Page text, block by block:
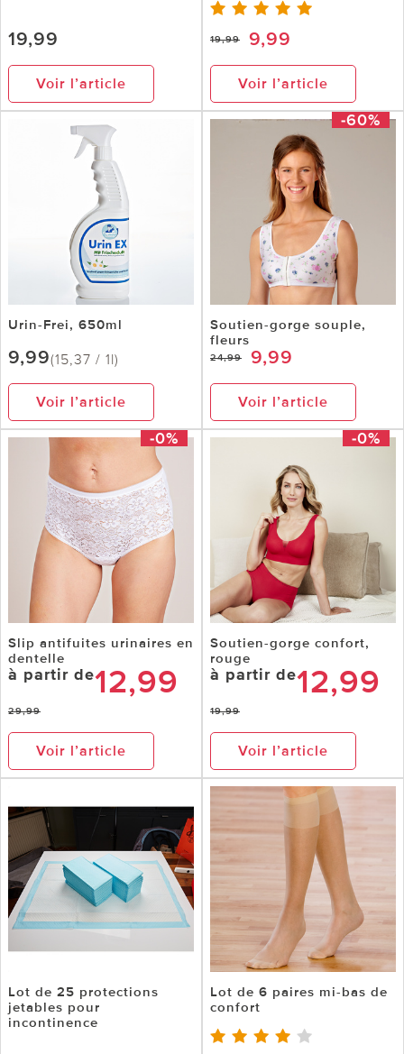
19,99
Voir l’article
19,99 9,99
Voir l’article
Urin-Frei, 650ml
9,99(15,37 / 1l)
Voir l’article
-60%
Soutien-gorge souple,
fleurs
24,99 9,99
Voir l’article
-0%
Slip antifuites urinaires en
dentelle
à partir de12,99
29,99
Voir l’article
-0%
Soutien-gorge confort,
rouge
à partir de12,99
19,99
Voir l’article
Lot de 25 protections
jetables pour
incontinence
Lot de 6 paires mi-bas de
confort